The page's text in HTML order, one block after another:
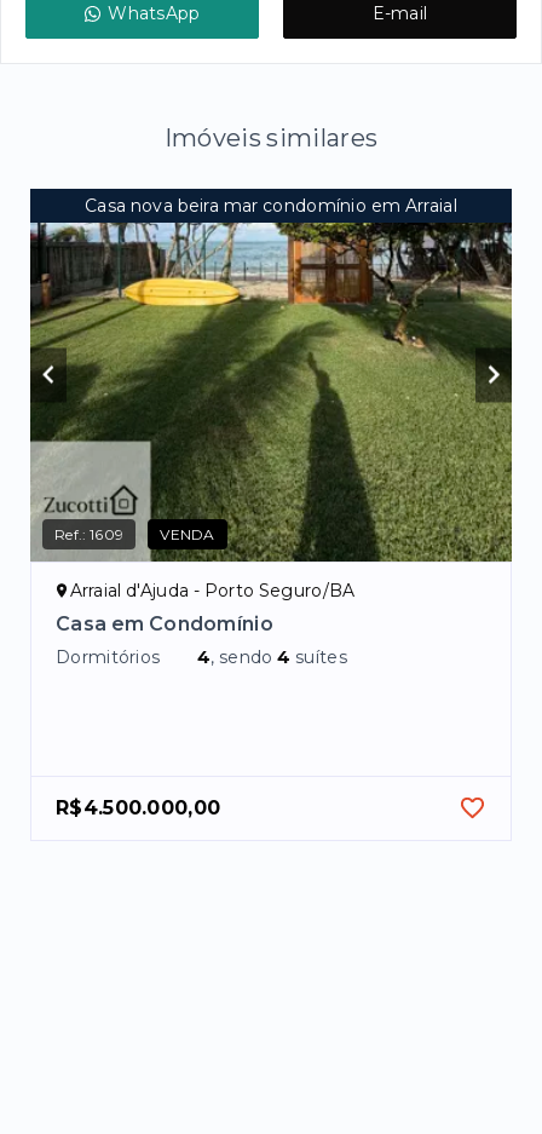
WhatsApp E-mail
Imóveis similares
Casa nova beira mar condomínio em Arraial
Ref.:1609 VENDA
Arraial d'Ajuda - Porto Seguro/BA
Casa em Condomínio
Dormitórios 4, sendo4 suítes
R$4.500.000,00